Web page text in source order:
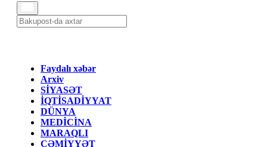
Faydalı xəbər
Arxiv
SİYASƏT
İQTİSADİYYAT
DÜNYA
MEDİCİNA
MARAQLI
CƏMİYYƏT